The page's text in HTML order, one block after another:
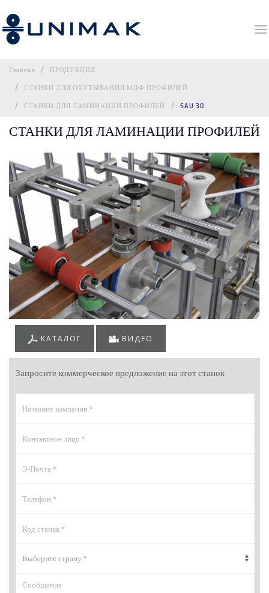
Главная
ПРОДУКЦИЯ
СТАНКИ ДЛЯ ОКУТЫВАНИЯ МДФ ПРОФИЛЕЙ
СТАНКИ ДЛЯ ЛАМИНАЦИИ ПРОФИЛЕЙ
SAU 30
СТАНКИ ДЛЯ ЛАМИНАЦИИ ПРОФИЛЕЙ
КАТАЛОГ ВИДЕО
Запросите коммерческое предложение на этот станок